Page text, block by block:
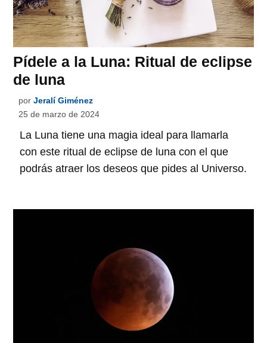
Pídele a la Luna: Ritual de eclipse
de luna
por Jeralí Giménez
25 de marzo de 2024
La Luna tiene una magia ideal para llamarla
con este ritual de eclipse de luna con el que
podrás atraer los deseos que pides al Universo.